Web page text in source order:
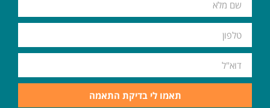
תאמו לי בדיקת התאמה